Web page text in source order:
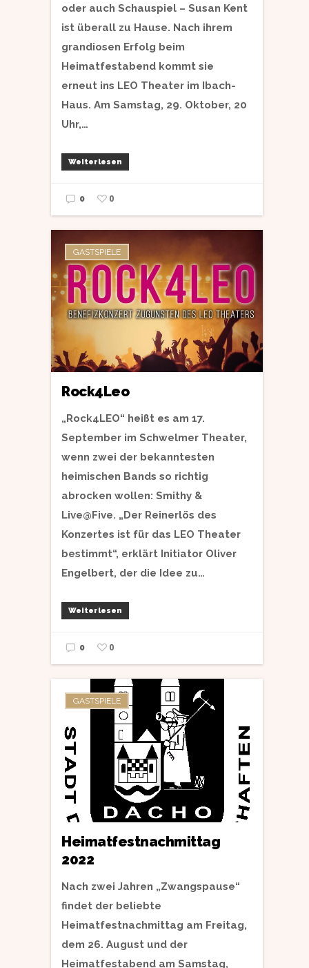
oder auch Schauspiel – Susan Kent
ist überall zu Hause. Nach ihrem
grandiosen Erfolg beim
Heimatfestabend kommt sie
erneut ins LEO Theater im Ibach-
Haus. Am Samstag, 29. Oktober, 20
Uhr,…
Weiterlesen
0 0
GASTSPIELE
Rock4Leo
„Rock4LEO“ heißt es am 17.
September im Schwelmer Theater,
wenn zwei der bekanntesten
heimischen Bands so richtig
abrocken wollen: Smithy &
Live@Five. „Der Reinerlös des
Konzertes ist für das LEO Theater
bestimmt“, erklärt Initiator Oliver
Engelbert, der die Idee zu…
Weiterlesen
0 0
GASTSPIELE
Heimatfestnachmittag
2022
Nach zwei Jahren „Zwangspause“
findet der beliebte
Heimatfestnachmittag am Freitag,
dem 26. August und der
Heimatfestabend am Samstag,